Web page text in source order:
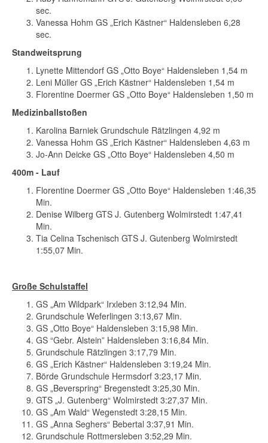
sec.
Vanessa Hohm GS „Erich Kästner“ Haldensleben 6,28
sec.
Standweitsprung
Lynette Mittendorf GS „Otto Boye“ Haldensleben 1,54 m
Leni Müller GS „Erich Kästner“ Haldensleben 1,54 m
Florentine Doermer GS „Otto Boye“ Haldensleben 1,50 m
Medizinballstoßen
Karolina Barniek Grundschule Rätzlingen 4,92 m
Vanessa Hohm GS „Erich Kästner“ Haldensleben 4,63 m
Jo-Ann Deicke GS „Otto Boye“ Haldensleben 4,50 m
400m - Lauf
Florentine Doermer GS „Otto Boye“ Haldensleben 1:46,35
Min.
Denise Wilberg GTS J. Gutenberg Wolmirstedt 1:47,41
Min.
Tia Celina Tschenisch GTS J. Gutenberg Wolmirstedt
1:55,07 Min.
Große Schulstaffel
GS „Am Wildpark“ Irxleben 3:12,94 Min.
Grundschule Weferlingen 3:13,67 Min.
GS „Otto Boye“ Haldensleben 3:15,98 Min.
GS “Gebr. Alstein” Haldensleben 3:16,84 Min.
Grundschule Rätzlingen 3:17,79 Min.
GS „Erich Kästner“ Haldensleben 3:19,24 Min.
Börde Grundschule Hermsdorf 3:23,17 Min.
GS „Beverspring“ Bregenstedt 3:25,30 Min.
GTS „J. Gutenberg“ Wolmirstedt 3:27,37 Min.
GS „Am Wald“ Wegenstedt 3:28,15 Min.
GS „Anna Seghers“ Bebertal 3:37,91 Min.
Grundschule Rottmersleben 3:52,29 Min.